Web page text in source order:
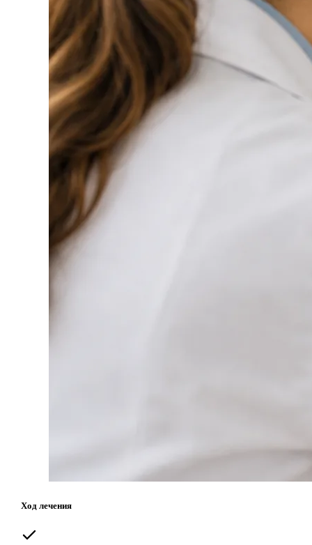
Ход лечения